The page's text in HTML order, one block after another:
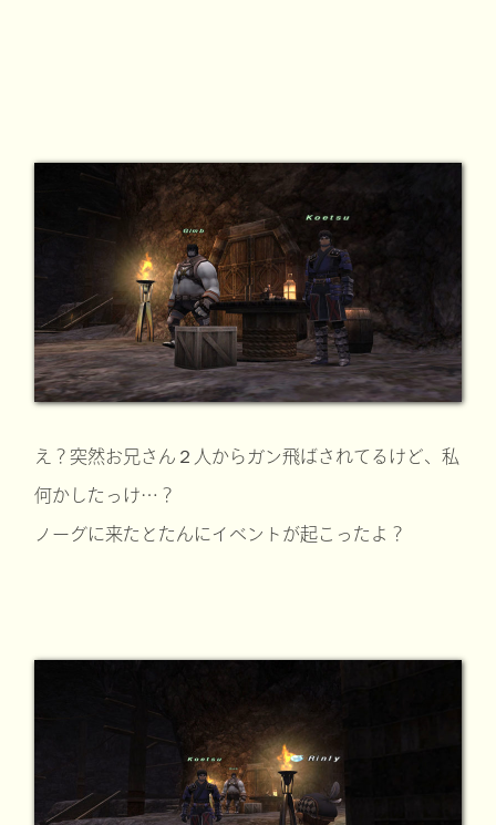
え？突然お兄さん２人からガン飛ばされてるけど、私
何かしたっけ…？
ノーグに来たとたんにイベントが起こったよ？